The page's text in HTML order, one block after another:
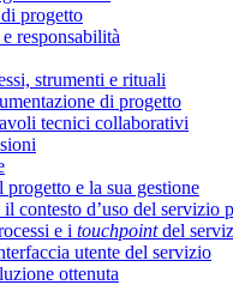
progetto
responsabilità
strumenti e rituali
di progetto
tecnici collaborativi
e la sua gestione
contesto d’uso del servizio
e i touchpointdel
utente del servizio
ottenuta